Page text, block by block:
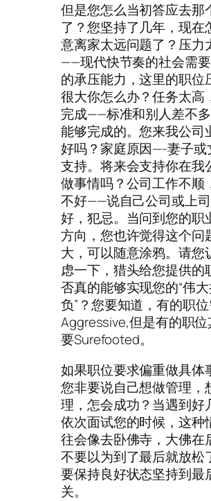
但是您怎么当初答应去那
了？您坚持了几年，现在
意离家太远问题了？压力
——现代快节奏的社会需
的承压能力，这里的职位
很大你怎么办？任务太高
完成——标准和别人差不
能够完成的。您来我公司
好吗？家庭原因—-妻子或
支持。将来会支持你在我
做事情吗？公司工作不顺
不好——说自己公司或上
好，犯忌。当问到您的职
方向，您也许觉得这个问
大，可以随意涂鸦。请您
虑一下，猎头给您提供的
否真的能够实现您的“伟
负”？您要知道，有的职
Aggressive,但是有的职
要Surefooted。
如果职位要求偏重做具体
您非要说自己想做管理，
理，怎会成功？当遇到好
依次面试您的时候，这种
往会像去卧佛寺，大佛在
不要以为到了最后就放松
要保持良好状态坚持到最
关。